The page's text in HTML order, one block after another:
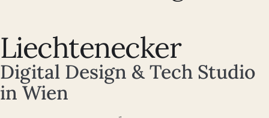
Liechtenecker
Digital Design & Tech Studio
in Wien